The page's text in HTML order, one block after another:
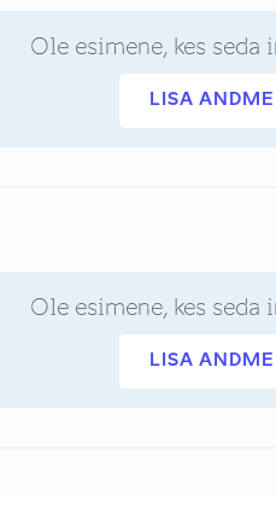
Ole esimene, kes seda
LISA
Ole esimene, kes seda
LISA